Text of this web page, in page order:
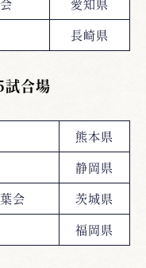
愛知県
長崎県
合場
熊本県
静岡県
会
茨城県
福岡県